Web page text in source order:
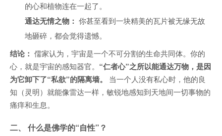
的心和植物连在一起了。
通达无情之物： 你甚至看到一块精美的瓦片被无缘无故
地砸碎，都会觉得遗憾。
结论： 儒家认为，宇宙是一个不可分割的生命共同体。你的
心，就是宇宙的感知器官。 “仁者心”之所以能通达万物，是因
为它卸下了“私欲”的隔离墙。
当一个人没有私心时，他的良
知（灵明）就能像雷达一样，敏锐地感知到天地间一切事物的
痛痒和生息。
二、 什么是佛学的“自性”？